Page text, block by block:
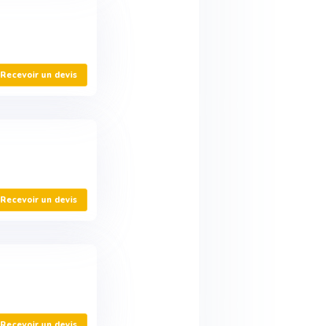
Recevoir un devis
Recevoir un devis